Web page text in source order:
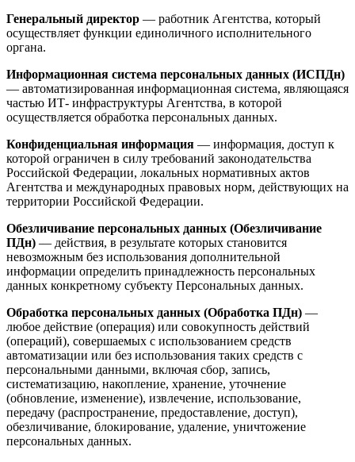
Генеральный директор — работник Агентства, который
осуществляет функции единоличного исполнительного
органа.
Информационная система персональных данных (ИСПДн)
— автоматизированная информационная система, являющаяся
частью ИТ- инфраструктуры Агентства, в которой
осуществляется обработка персональных данных.
Конфиденциальная информация — информация, доступ к
которой ограничен в силу требований законодательства
Российской Федерации, локальных нормативных актов
Агентства и международных правовых норм, действующих на
территории Российской Федерации.
Обезличивание персональных данных (Обезличивание
ПДн) — действия, в результате которых становится
невозможным без использования дополнительной
информации определить принадлежность персональных
данных конкретному субъекту Персональных данных.
Обработка персональных данных (Обработка ПДн) —
любое действие (операция) или совокупность действий
(операций), совершаемых с использованием средств
автоматизации или без использования таких средств с
персональными данными, включая сбор, запись,
систематизацию, накопление, хранение, уточнение
(обновление, изменение), извлечение, использование,
передачу (распространение, предоставление, доступ),
обезличивание, блокирование, удаление, уничтожение
персональных данных.